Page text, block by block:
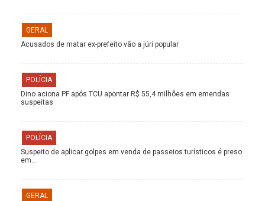
GERAL
Acusados de matar ex-prefeito vão a júri popular
POLÍCIA
Dino aciona PF após TCU apontar R$ 55,4 milhões em emendas
suspeitas
POLÍCIA
Suspeito de aplicar golpes em venda de passeios turísticos é preso
em…
GERAL